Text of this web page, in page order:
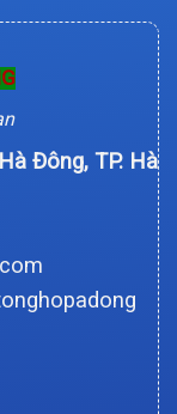
Đông, TP. Hà